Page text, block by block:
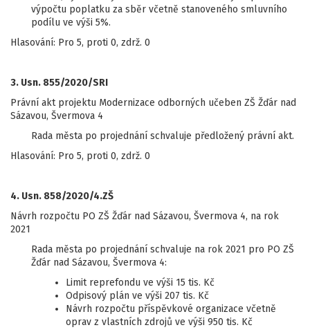
výpočtu poplatku za sběr včetně stanoveného smluvního
podílu ve výši 5%.
Hlasování: Pro 5, proti 0, zdrž. 0
3. Usn. 855/2020/SRI
Právní akt projektu Modernizace odborných učeben ZŠ Žďár nad
Sázavou, Švermova 4
Rada města po projednání schvaluje předložený právní akt.
Hlasování: Pro 5, proti 0, zdrž. 0
4. Usn. 858/2020/4.ZŠ
Návrh rozpočtu PO ZŠ Žďár nad Sázavou, Švermova 4, na rok
2021
Rada města po projednání schvaluje na rok 2021 pro PO ZŠ
Žďár nad Sázavou, Švermova 4:
Limit reprefondu ve výši 15 tis. Kč
Odpisový plán ve výši 207 tis. Kč
Návrh rozpočtu příspěvkové organizace včetně
oprav z vlastních zdrojů ve výši 950 tis. Kč